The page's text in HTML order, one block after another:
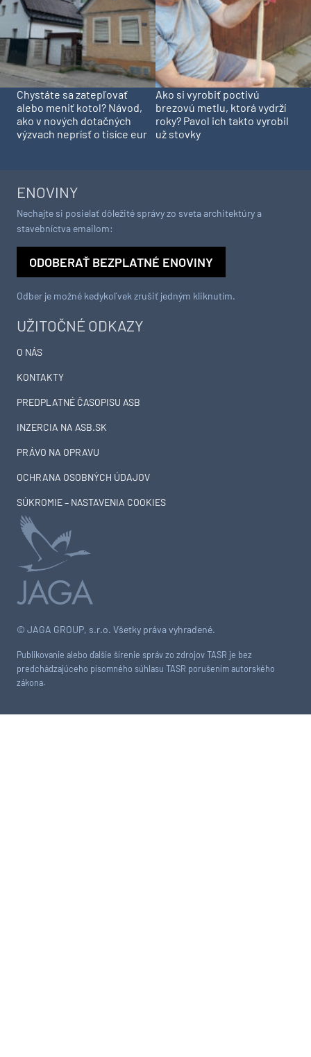
Chystáte sa zatepľovať
alebo meniť kotol? Návod,
ako v nových dotačných
výzvach neprísť o tisíce eur
Ako si vyrobiť poctivú
brezovú metlu, ktorá vydrží
roky? Pavol ich takto vyrobil
už stovky
© JAGA GROUP, s.r.o. Všetky práva vyhradené.
Publikovanie alebo ďalšie šírenie správ zo zdrojov TASR je bez
predchádzajúceho písomného súhlasu TASR porušením autorského
zákona.
UŽITOČNÉ ODKAZY
O NÁS
KONTAKTY
PREDPLATNÉ ČASOPISU ASB
INZERCIA NA ASB.SK
PRÁVO NA OPRAVU
OCHRANA OSOBNÝCH ÚDAJOV
SÚKROMIE – NASTAVENIA COOKIES
ENOVINY
Nechajte si posielať dôležité správy zo sveta architektúry a
stavebníctva emailom:
ODOBERAŤ BEZPLATNÉ ENOVINY
Odber je možné kedykoľvek zrušiť jedným kliknutím.